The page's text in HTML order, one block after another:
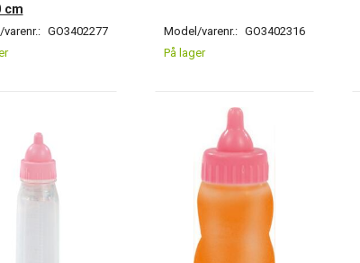
cm
GO3402277
Model/varenr.: GO3402316
På lager